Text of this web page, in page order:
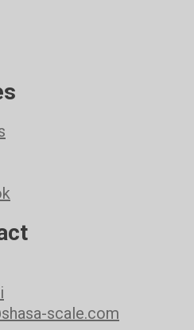
scale.com